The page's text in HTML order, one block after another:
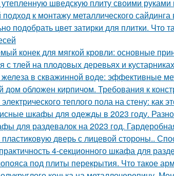
утепленную шведскую плиту своими
к монтажу металлического
подобрать цвет затирки для плитки. Что
конек для мягкой кровли: основные
с тлей на плодовых деревьях и
железа в скважинной воде: эффективные
обложен кирпичом. Требования к
теплого пола на стену: как
шкафы для одежды в 2023 году.
для раздевалок на 2023 год.
пластиковую дверь с лицевой стороны..
4-секционного шкафа для
под плиты перекрытия. Что такое